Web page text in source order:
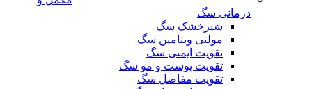
درمانی سگ
شیرخشک سگ
مولتی ویتامین سگ
تقویت ایمنی سگ
تقویت پوست و مو سگ
تقویت مفاصل سگ